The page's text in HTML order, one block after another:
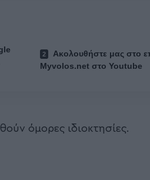
Ακολουθήστε μας στο
Myvolos.net στο Youtube
όμορες ιδιοκτησίες.